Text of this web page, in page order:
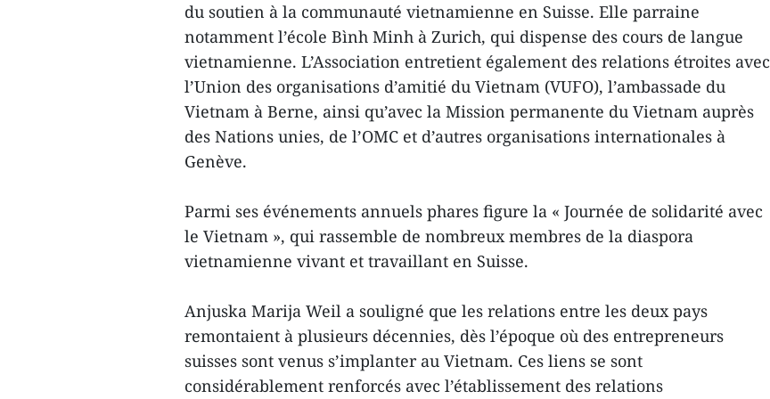
du soutien à la communauté vietnamienne en Suisse. Elle parraine
notamment l’école Bình Minh à Zurich, qui dispense des cours de langue
vietnamienne. L’Association entretient également des relations étroites avec
l’Union des organisations d’amitié du Vietnam (VUFO), l’ambassade du
Vietnam à Berne, ainsi qu’avec la Mission permanente du Vietnam auprès
des Nations unies, de l’OMC et d’autres organisations internationales à
Genève.
Parmi ses événements annuels phares figure la « Journée de solidarité avec
le Vietnam », qui rassemble de nombreux membres de la diaspora
vietnamienne vivant et travaillant en Suisse.
Anjuska Marija Weil a souligné que les relations entre les deux pays
remontaient à plusieurs décennies, dès l’époque où des entrepreneurs
suisses sont venus s’implanter au Vietnam. Ces liens se sont
considérablement renforcés avec l’établissement des relations